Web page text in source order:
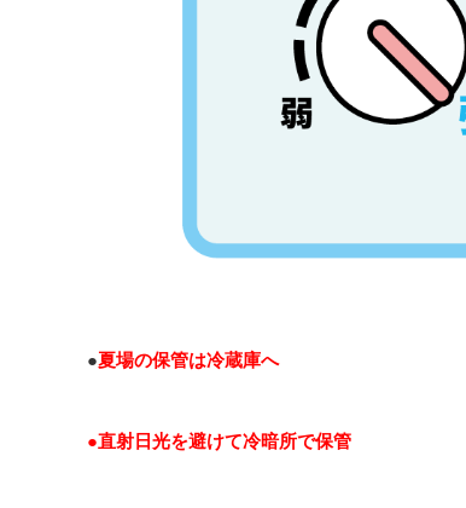
●夏場の保管は冷蔵庫へ
●直射日光を避けて冷暗所で保管